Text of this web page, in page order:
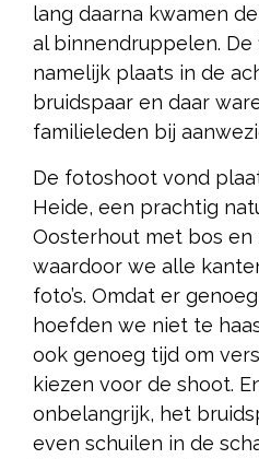
lang daarna kwamen
al binnendruppelen.
namelijk plaats in de
bruidspaar en daar
familieleden bij
De fotoshoot vond
Heide, een prachtig
Oosterhout met bos en
waardoor we alle
foto’s. Omdat er
hoefden we niet te
ook genoeg tijd om
kiezen voor de shoot.
onbelangrijk, het
even schuilen in de